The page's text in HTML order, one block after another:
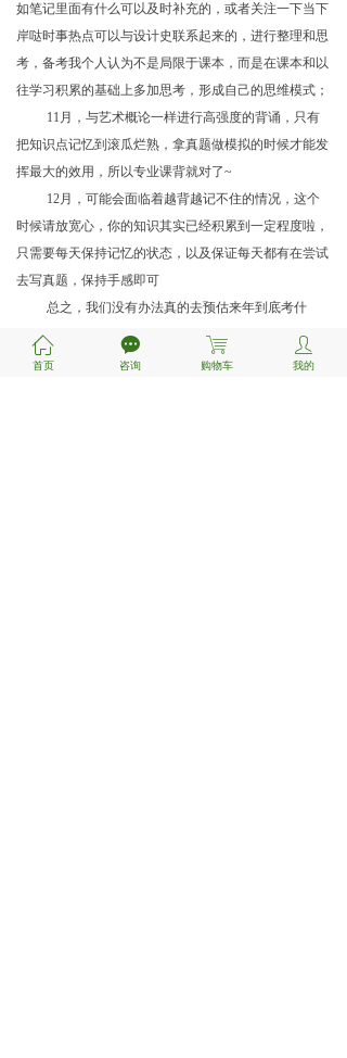
如笔记里面有什么可以及时补充的，或者关注一下当下
岸哒时事热点可以与设计史联系起来的，进行整理和思
考，备考我个人认为不是局限于课本，而是在课本和以
往学习积累的基础上多加思考，形成自己的思维模式；
11月，与艺术概论一样进行高强度的背诵，只有
把知识点记忆到滚瓜烂熟，拿真题做模拟的时候才能发
挥最大的效用，所以专业课背就对了~
12月，可能会面临着越背越记不住的情况，这个
时候请放宽心，你的知识其实已经积累到一定程度啦，
只需要每天保持记忆的状态，以及保证每天都有在尝试
去写真题，保持手感即可
总之，我们没有办法真的去预估来年到底考什
么，但是我们唯一能做的就是尽自己最大的努力做到复
习全面，准备充分，希望所有努力过的学弟学妹都能得
ꀇ
首页
끁
咨询
ꁈ
购物车
ꄑ
我的